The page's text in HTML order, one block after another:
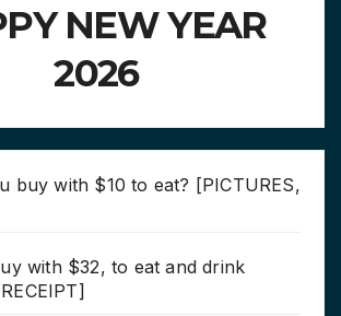
NEW YEAR
2026
buy with $10 to eat? [PICTURES,
with $32, to eat and drink